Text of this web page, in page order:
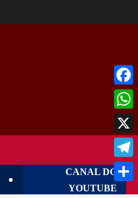
CANAL DO
YOUTUBE
X